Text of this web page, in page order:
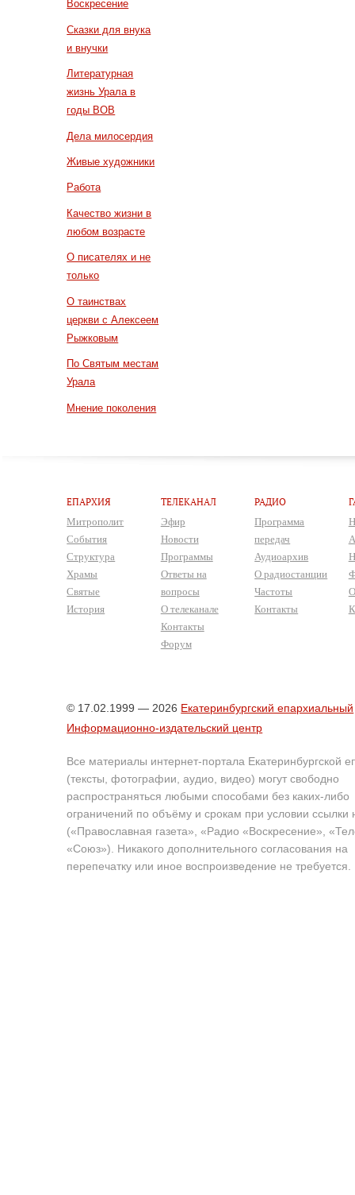
Воскресение
Сказки для внука
и внучки
Литературная
жизнь Урала в
годы ВОВ
Дела милосердия
Живые художники
Работа
Качество жизни в
любом возрасте
О писателях и не
только
О таинствах
церкви с Алексеем
Рыжковым
По Святым местам
Урала
Мнение поколения
ЕПАРХИЯ
Митрополит
События
Структура
Храмы
Святые
История
ТЕЛЕКАНАЛ
Эфир
Новости
Программы
Ответы на
вопросы
О телеканале
Контакты
Форум
РАДИО
Программа
передач
Аудиоархив
О радиостанции
Частоты
Контакты
© 17.02.1999 — 2026 Екатеринбургский епархиальный
Информационно-издательский центр
Все материалы интернет-портала Екатеринбургской
(тексты, фотографии, аудио, видео) могут свободно
распространяться любыми способами без каких-либо
ограничений по объёму и срокам при условии ссылки
(«Православная газета», «Радио «Воскресение»,
«Союз»). Никакого дополнительного согласования на
перепечатку или иное воспроизведение не требуется.